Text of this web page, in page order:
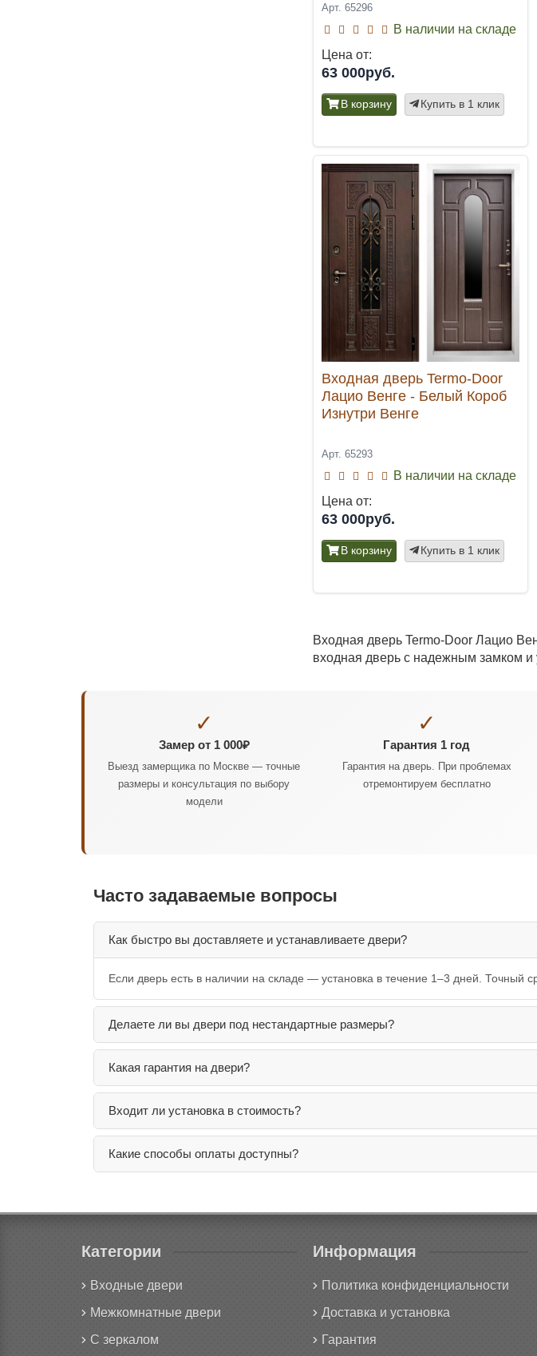
Арт. 65296
В наличии на складе
Цена от:
63 000руб.
В корзину Купить в 1 клик
Входная дверь Termo-Door
Лацио Венге - Белый Короб
Изнутри Венге
Арт. 65293
В наличии на складе
Цена от:
63 000руб.
В корзину Купить в 1 клик
Входная дверь Termo-Door Лацио
входная дверь с надежным замком и
✓
Замер от 1 000₽
Выезд замерщика по Москве — точные
размеры и консультация по выбору
модели
✓
Гарантия 1 год
Гарантия на дверь. При проблемах
отремонтируем бесплатно
Часто задаваемые вопросы
Как быстро вы доставляете и устанавливаете двери?
Если дверь есть в наличии на складе — установка в течение 1–3 дней. Точный
Делаете ли вы двери под нестандартные размеры?
Какая гарантия на двери?
Входит ли установка в стоимость?
Какие способы оплаты доступны?
Категории
Входные двери
Межкомнатные двери
С зеркалом
Информация
Политика конфиденциальности
Доставка и установка
Гарантия